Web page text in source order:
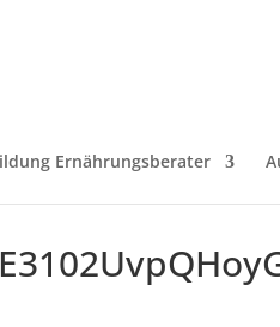
Ernährungsberater